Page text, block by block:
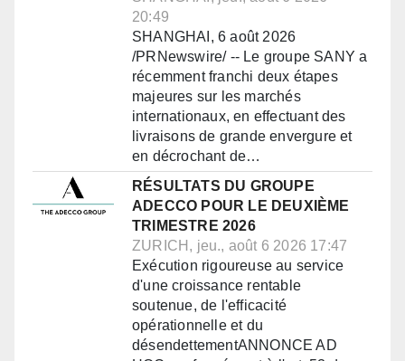
20:49
SHANGHAI, 6 août 2026
/PRNewswire/ -- Le groupe SANY a
récemment franchi deux étapes
majeures sur les marchés
internationaux, en effectuant des
livraisons de grande envergure et
en décrochant de…
RÉSULTATS DU GROUPE
ADECCO POUR LE DEUXIÈME
TRIMESTRE 2026
ZURICH, jeu., août 6 2026 17:47
Exécution rigoureuse au service
d'une croissance rentable
soutenue, de l'efficacité
opérationnelle et du
désendettementANNONCE AD